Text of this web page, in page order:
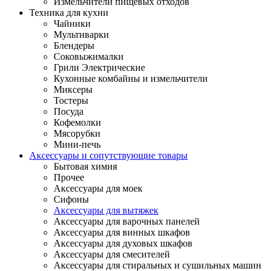
Техника для кухни
Чайники
Мультиварки
Блендеры
Соковыжималки
Грили Электрические
Кухонные комбайны и измельчители
Миксеры
Тостеры
Посуда
Кофемолки
Мясорубки
Мини-печь
Аксессуары и сопутствующие товары
Бытовая химия
Прочее
Аксессуары для моек
Сифоны
Аксессуары для вытяжек
Аксессуары для варочных панелей
Аксессуары для винных шкафов
Аксессуары для духовых шкафов
Аксессуары для смесителей
Аксессуары для стиральных и сушильных машин